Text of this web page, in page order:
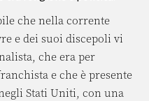
che nella corrente
e dei suoi discepoli vi
che era per
e che è presente
Stati Uniti, con una